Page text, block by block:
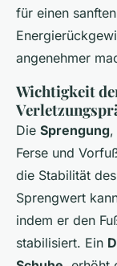
für einen
angenehmer
Wichtigkeit
Die Sprengung,
Ferse und
die Stabilität
Sprengwert
indem er den
stabilisiert. Ein